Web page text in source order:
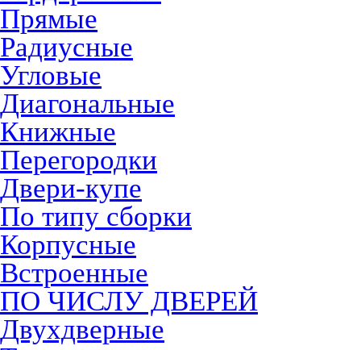
Прямые
Радиусные
Угловые
Диагональные
Книжные
Перегородки
Двери-купе
По типу сборки
Корпусные
Встроенные
ПО ЧИСЛУ ДВЕРЕЙ
Двухдверные